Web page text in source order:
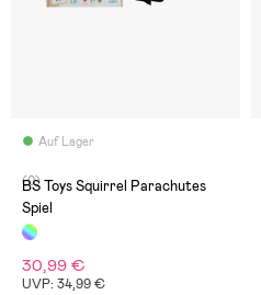
Auf Lager
(0)
BS Toys Squirrel Parachutes
Spiel
30,99 €
UVP: 34,99 €